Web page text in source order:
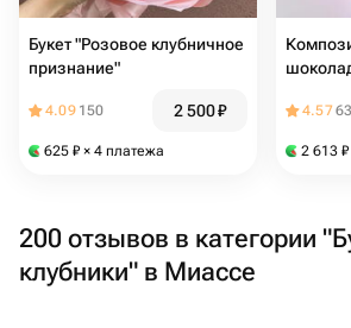
Букет "Розовое клубничное
признание"
4.09 150 2 500₽
625 ₽ × 4 платежа
4.57
2 613 ₽
200 отзывов в категории
клубники" в Миассе